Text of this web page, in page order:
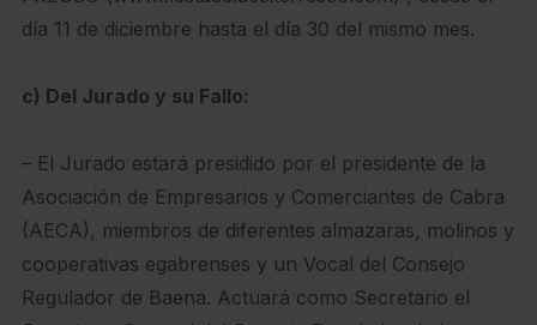
día 11 de diciembre hasta el día 30 del mismo mes.
c) Del Jurado y su Fallo:
– El Jurado estará presidido por el presidente de la
Asociación de Empresarios y Comerciantes de Cabra
(AECA), miembros de diferentes almazaras, molinos y
cooperativas egabrenses y un Vocal del Consejo
Regulador de Baena. Actuará como Secretario el